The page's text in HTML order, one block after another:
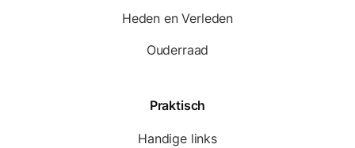
Heden en Verleden
Ouderraad
Praktisch
Handige links